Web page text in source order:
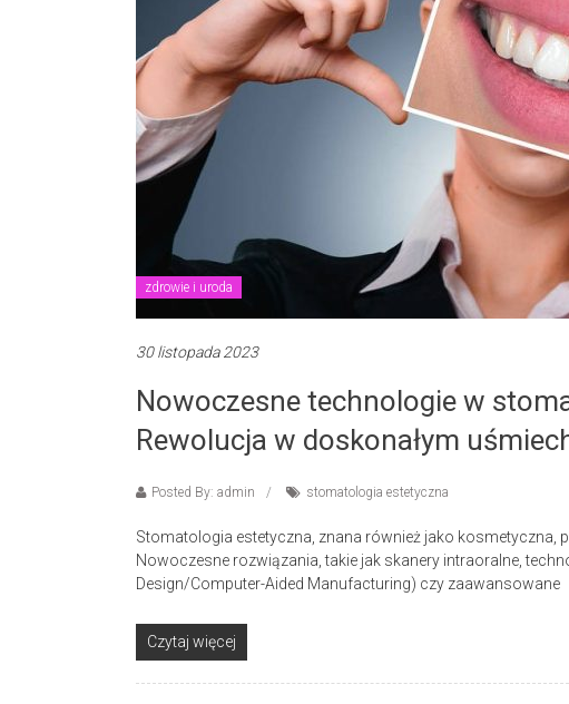
zdrowie i uroda
30 listopada 2023
Nowoczesne technologie w
Rewolucja w doskonałym
Posted By: admin stomatologia estetyczna
Stomatologia estetyczna, znana również jako kosmetyczna,
Nowoczesne rozwiązania, takie jak skanery intraoralne,
Design/Computer-Aided Manufacturing) czy zaawansowane
Czytaj więcej